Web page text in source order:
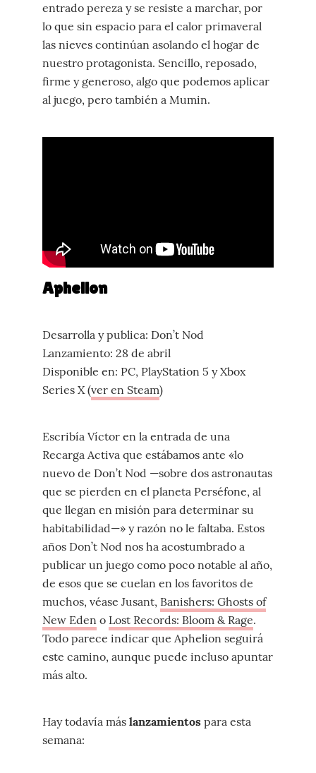
entrado pereza y se resiste a marchar, por
lo que sin espacio para el calor primaveral
las nieves continúan asolando el hogar de
nuestro protagonista. Sencillo, reposado,
firme y generoso, algo que podemos aplicar
al juego, pero también a Mumin.
Aphelion
Desarrolla y publica: Don’t Nod
Lanzamiento: 28 de abril
Disponible en: PC, PlayStation 5 y Xbox
Series X (ver en Steam)
Escribía Víctor en la entrada de una
Recarga Activa que estábamos ante «lo
nuevo de Don’t Nod —sobre dos astronautas
que se pierden en el planeta Perséfone, al
que llegan en misión para determinar su
habitabilidad—» y razón no le faltaba. Estos
años Don’t Nod nos ha acostumbrado a
publicar un juego como poco notable al año,
de esos que se cuelan en los favoritos de
muchos, véase Jusant, Banishers: Ghosts of
New Eden o Lost Records: Bloom & Rage.
Todo parece indicar que Aphelion seguirá
este camino, aunque puede incluso apuntar
más alto.
Hay todavía más lanzamientos para esta
semana: